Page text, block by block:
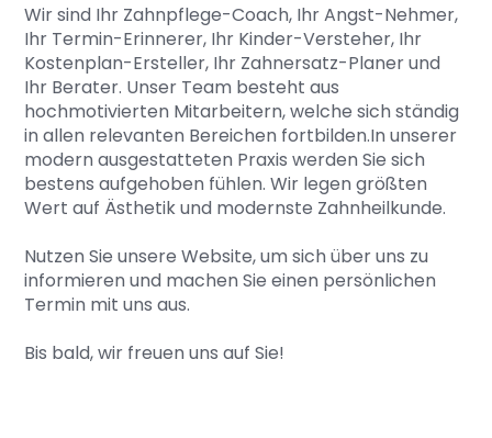
Wir sind Ihr Zahnpflege-Coach, Ihr Angst-Nehmer,
Ihr Termin-Erinnerer, Ihr Kinder-Versteher, Ihr
Kostenplan-Ersteller, Ihr Zahnersatz-Planer und
Ihr Berater. Unser Team besteht aus
hochmotivierten Mitarbeitern, welche sich ständig
in allen relevanten Bereichen fortbilden.In unserer
modern ausgestatteten Praxis werden Sie sich
bestens aufgehoben fühlen. Wir legen größten
Wert auf Ästhetik und modernste Zahnheilkunde.
Nutzen Sie unsere Website, um sich über uns zu
informieren und machen Sie einen persönlichen
Termin mit uns aus.
Bis bald, wir freuen uns auf Sie!